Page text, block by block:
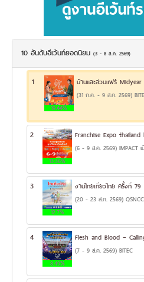
10 อันดับอีเว้นท์ยอดนิยม (3 - 8 ส.ค. 2569)
1
19.44%
บ้านและสวนแฟร์ Midyear
(31 ก.ค. - 9 ส.ค. 2569)
2
13.36%
Franchise Expo
(6 - 9 ส.ค. 2569) IMPACT
3
12.7%
งานไทยเที่ยวไทย ครั้งที่ 79
(20 - 23 ส.ค. 2569) QSNCC
4
8.49%
Flesh and Blood –
(7 - 9 ส.ค. 2569) BITEC